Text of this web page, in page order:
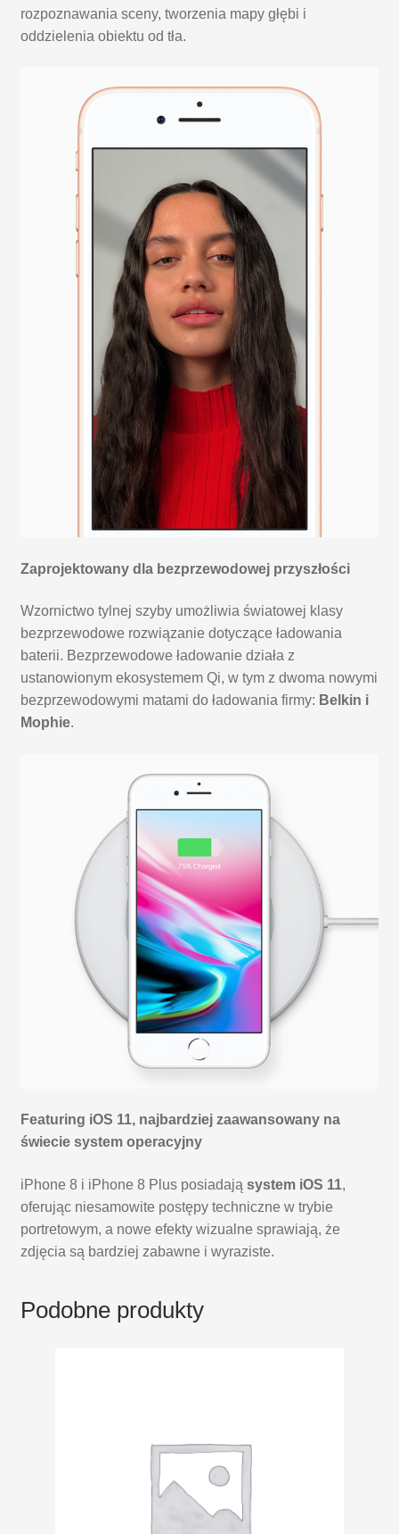
rozpoznawania sceny, tworzenia mapy głębi i
oddzielenia obiektu od tła.
Zaprojektowany dla bezprzewodowej przyszłości
Wzornictwo tylnej szyby umożliwia światowej klasy
bezprzewodowe rozwiązanie dotyczące ładowania
baterii. Bezprzewodowe ładowanie działa z
ustanowionym ekosystemem Qi, w tym z dwoma nowymi
bezprzewodowymi matami do ładowania firmy: Belkin i
Mophie.
Featuring iOS 11, najbardziej zaawansowany na
świecie system operacyjny
iPhone 8 i iPhone 8 Plus posiadają system iOS 11,
oferując niesamowite postępy techniczne w trybie
portretowym, a nowe efekty wizualne sprawiają, że
zdjęcia są bardziej zabawne i wyraziste.
Podobne produkty